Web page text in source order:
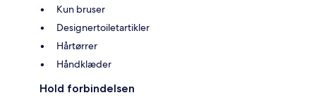
Kun bruser
Designertoiletartikler
Hårtørrer
Håndklæder
Hold forbindelsen